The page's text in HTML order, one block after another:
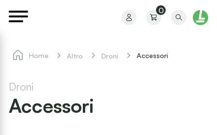
0
Home Altro Droni Accessori
Droni
Accessori